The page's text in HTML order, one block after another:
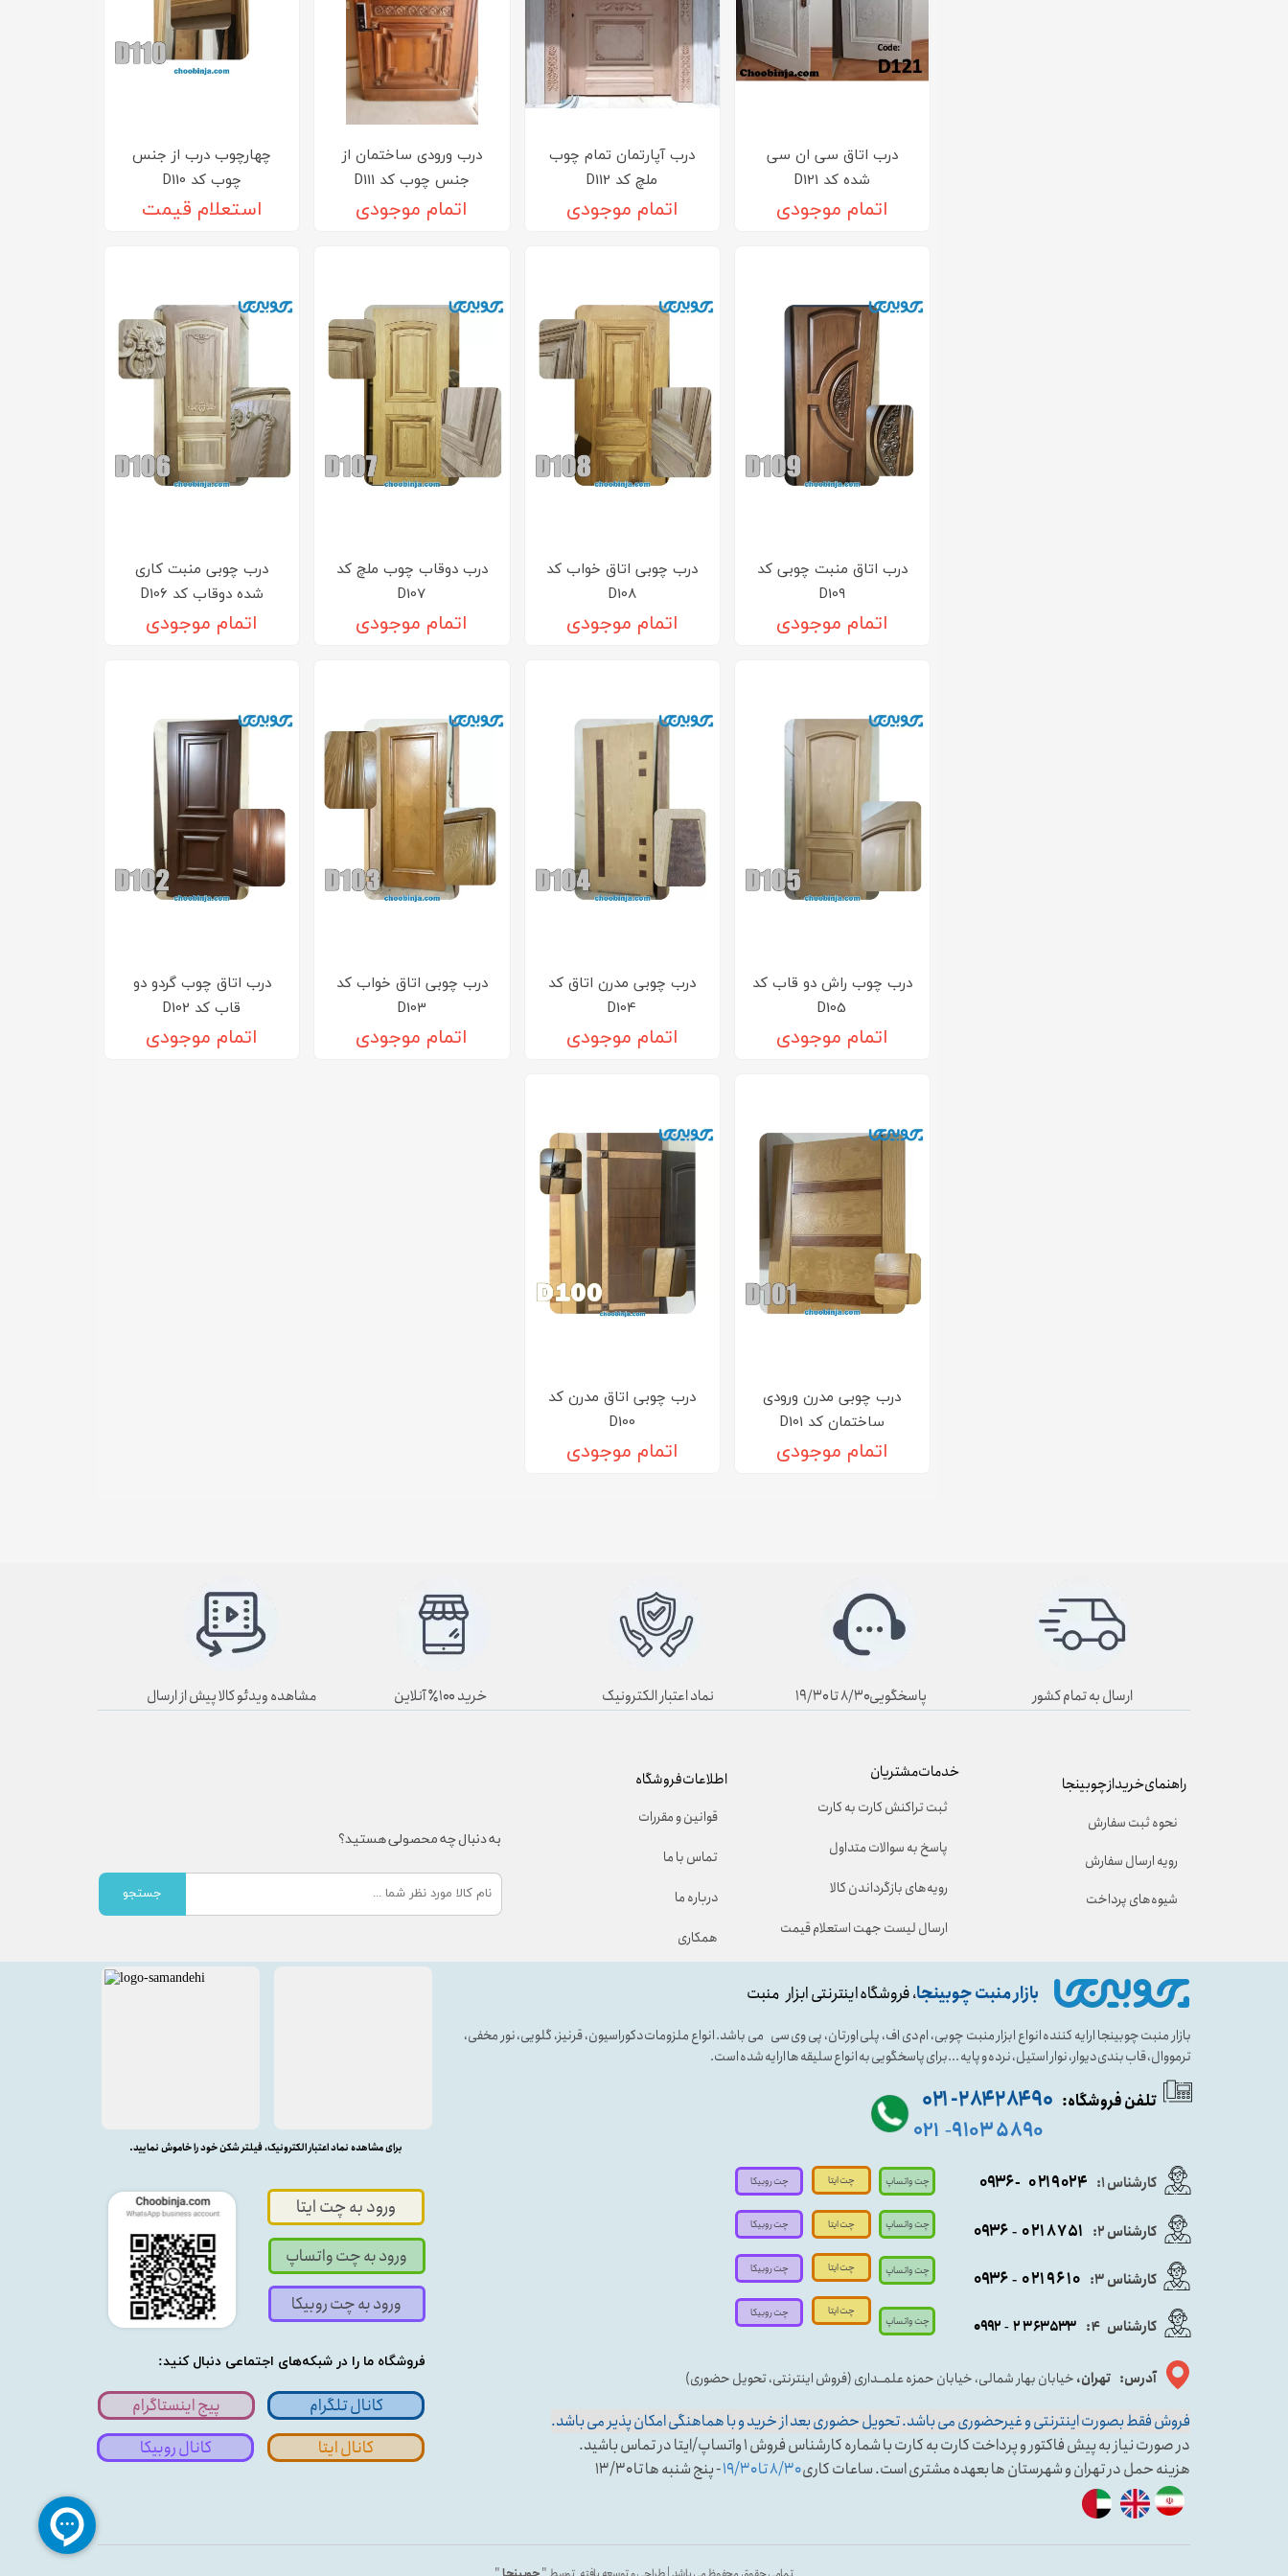
درب اتاق سی ان سی
شده کد D121
اتمام موجودی
درب آپارتمان تمام چوب
ملچ کد D112
اتمام موجودی
درب ورودی ساختمان از
جنس چوب کد D111
اتمام موجودی
چهارچوب درب از جنس
چوب کد D110
استعلام قیمت
درب اتاق منبت چوبی کد
D10۹
اتمام موجودی
درب چوبی اتاق خواب کد
D10۸
اتمام موجودی
درب دوقاب چوب ملچ کد
D107
اتمام موجودی
درب چوبی منبت کاری
شده دوقاب کد D10۶
اتمام موجودی
درب چوب راش دو قاب کد
D105
اتمام موجودی
درب چوبی مدرن اتاق کد
D104
اتمام موجودی
درب چوبی اتاق خواب کد
D103
اتمام موجودی
درب اتاق چوب گردو دو
قاب کد D102
اتمام موجودی
درب چوبی مدرن ورودی
ساختمان کد D101
اتمام موجودی
درب چوبی اتاق مدرن کد
D100
اتمام موجودی
بازار منبت چوبینجا، فروشگاه اینترنتی ابزار منبت
فروشگاه ما را در شبکه‌های اجتماعی دنبال کنید:
بازار منبت چوبینجا ارایه کننده انواع ابزار منبت چوبی، ام دی اف، پلی اورتان، پی وی سی می باشد. انواع ملزومات دکوراسیون، قرنیز، گلویی، نور مخفی،
ترمووال، قاب بندی دیوار، نوار استیل، نرده و پایه ...برای پاسخگویی به انواع سلیقه ها ارایه شده است.
کارشناس ۱: ۰۲۱۹۰۲۴ - ۰۹۳۶
آدرس: تهران،خیابان بهار شمالی، خیابان حمزه علمــداری (فروش اینترنتی، تحویل حضوری)
ورود به چت ایتا
ورود به چت واتساپ
تلفن فروشگاه: ۹۰ ۲۸۴ ۲۸۴- ۰۲۱
۵۸۹۰ ۹۱۰۳ -۰۲۱
کارشناس ۳: ۰۲۱۹۶۱۰ -۰۹۳۶
فروش فقط بصورت اینترنتی و غیرحضوری می باشد. تحویل حضوری بعد از خرید و با هماهنگی امکان پذیر می باشد.
در صورت نیاز به پیش فاکتور و پرداخت کارت به کارت با شماره کارشناس فروش ۱ واتساپ/ایتا در تماس باشید.
هزینه حمل در تهران و شهرستان ها بعهده مشتری است. ساعات کاری۸/۳۰ تا ۱۹/۳۰ - پنج شنبه ها تا ۱۳/۳۰
برای مشاهده نماد اعتبار الکترونیک، فیلتر شکن خود را خاموش نمایید.
پیج اینستاگرام کانال تلگرام
کارشناس ۲: ۰۲۱۸۷۵۱ - ۰۹۳۶
کانال ایتا کانال روبیکا
ورود به چت روبیکا
کارشناس 4
: ۲۳۶۳۵۳۳ - ۰۹۹۲
چت واتساپ
چت واتساپ
چت واتساپ
چت واتساپ
چت ایتا
چت ایتا
چت ایتا
چت ایتا
چت روبیکا
چت روبیکا
چت روبیکا
چت روبیکا
راهنمای خرید از چوبینجا
نحوه ثبت سفارش
رویه ارسال سفارش
شیوه‌های پرداخت
خدمات مشتریان
ثبت تراکنش کارت به کارت
پاسخ به سوالات متداول
رویه‌های بازگرداندن کالا
ارسال لیست جهت استعلام قیمت
اطلاعات فروشگاه
قوانین و مقررات
تماس با ما
درباره ما
همکاری
به دنبال چه محصولی هستید؟
جستجو
ارسال به تمام کشور پاسخگویی۸/۳۰ تا ۱۹/۳۰ نماد اعتبار الکترونیک خرید ۱۰۰٪ آنلاین مشاهده ویدئو کالا پیش از ارسال